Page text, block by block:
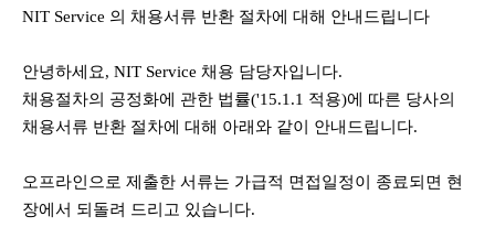
NIT Service 의 채용서류 반환 절차에 대해 안내드립니다
안녕하세요, NIT Service 채용 담당자입니다.
채용절차의 공정화에 관한 법률('15.1.1 적용)에 따른 당사의
채용서류 반환 절차에 대해 아래와 같이 안내드립니다.
오프라인으로 제출한 서류는 가급적 면접일정이 종료되면 현
장에서 되돌려 드리고 있습니다.